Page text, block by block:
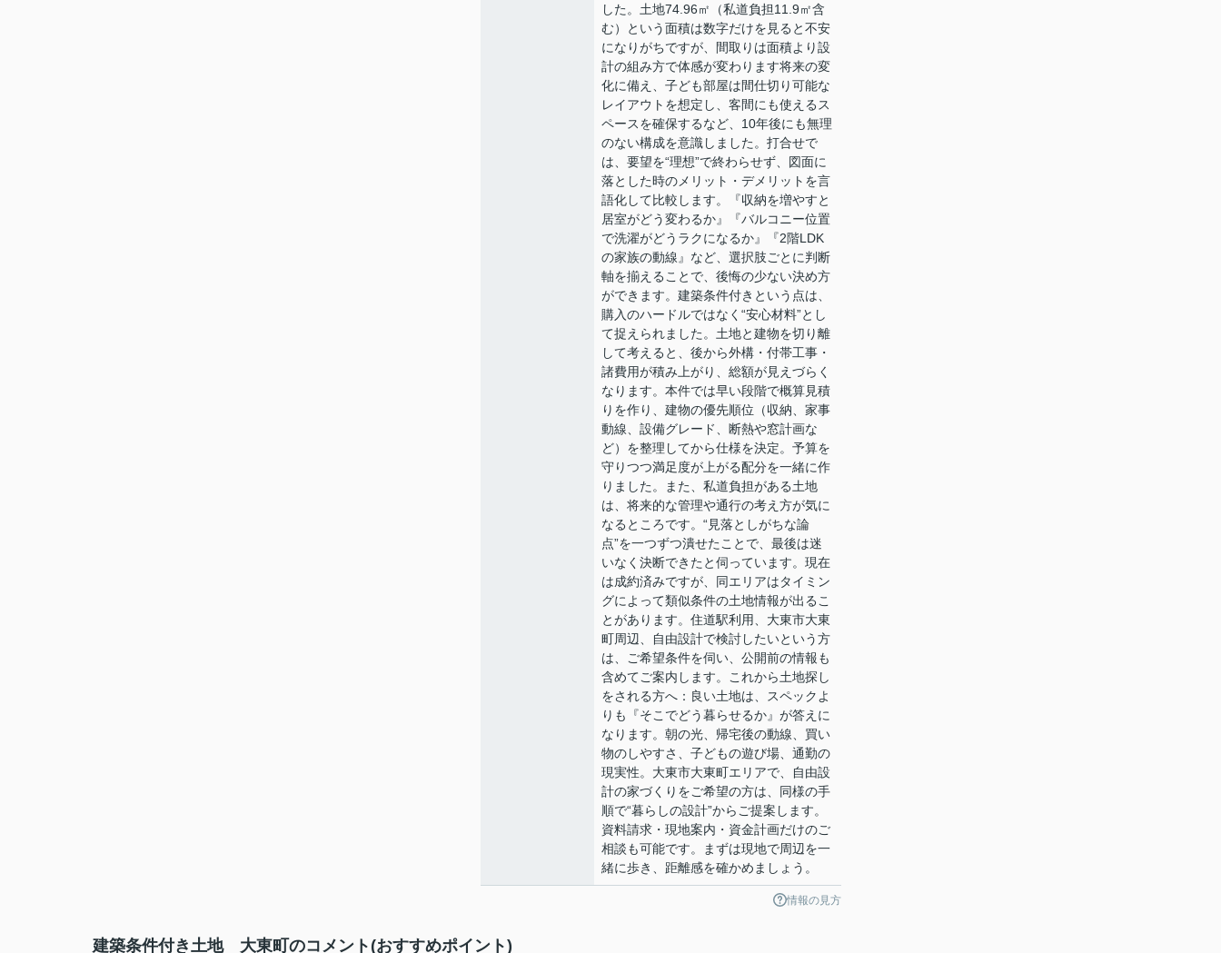
した。土地74.96㎡（私道負担11.9㎡含
む）という面積は数字だけを見ると不安
になりがちですが、間取りは面積より設
計の組み方で体感が変わります将来の変
化に備え、子ども部屋は間仕切り可能な
レイアウトを想定し、客間にも使えるス
ペースを確保するなど、10年後にも無理
のない構成を意識しました。打合せで
は、要望を“理想”で終わらせず、図面に
落とした時のメリット・デメリットを言
語化して比較します。『収納を増やすと
居室がどう変わるか』『バルコニー位置
で洗濯がどうラクになるか』『2階LDK
の家族の動線』など、選択肢ごとに判断
軸を揃えることで、後悔の少ない決め方
ができます。建築条件付きという点は、
購入のハードルではなく“安心材料”とし
て捉えられました。土地と建物を切り離
して考えると、後から外構・付帯工事・
諸費用が積み上がり、総額が見えづらく
なります。本件では早い段階で概算見積
りを作り、建物の優先順位（収納、家事
動線、設備グレード、断熱や窓計画な
ど）を整理してから仕様を決定。予算を
守りつつ満足度が上がる配分を一緒に作
りました。また、私道負担がある土地
は、将来的な管理や通行の考え方が気に
なるところです。“見落としがちな論
点”を一つずつ潰せたことで、最後は迷
いなく決断できたと伺っています。現在
は成約済みですが、同エリアはタイミン
グによって類似条件の土地情報が出るこ
とがあります。住道駅利用、大東市大東
町周辺、自由設計で検討したいという方
は、ご希望条件を伺い、公開前の情報も
含めてご案内します。これから土地探し
をされる方へ：良い土地は、スペックよ
りも『そこでどう暮らせるか』が答えに
なります。朝の光、帰宅後の動線、買い
物のしやすさ、子どもの遊び場、通勤の
現実性。大東市大東町エリアで、自由設
計の家づくりをご希望の方は、同様の手
順で“暮らしの設計”からご提案します。
資料請求・現地案内・資金計画だけのご
相談も可能です。まずは現地で周辺を一
緒に歩き、距離感を確かめましょう。
情報の見方
建築条件付き土地 大東町のコメント(おすすめポイント)